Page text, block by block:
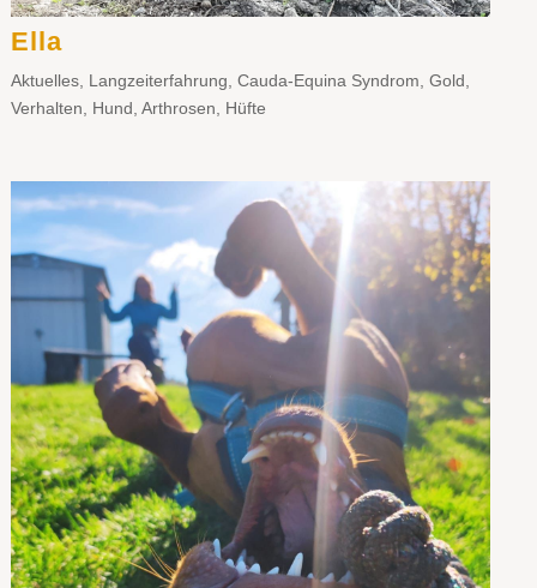
Ella
Aktuelles, Langzeiterfahrung Cauda-Equina Syndrom Gold
Verhalten
Hund Arthrosen Hüfte